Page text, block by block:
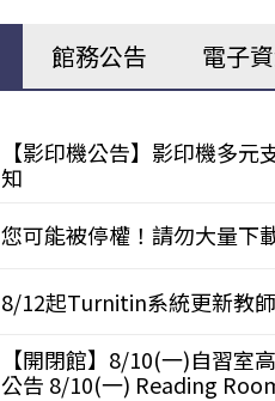
館務公告 電子
【影印機公告】影印機多
知
您可能被停權！請勿大量下
8/12起Turnitin系統更新教
【開閉館】8/10(一)自習室
公告 8/10(一) Reading